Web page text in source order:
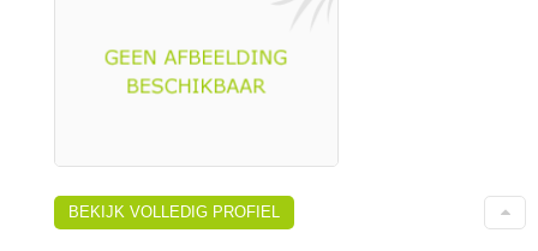
BEKIJK VOLLEDIG PROFIEL